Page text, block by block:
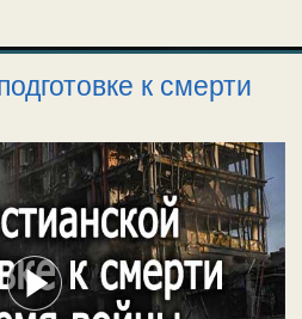
к смерти